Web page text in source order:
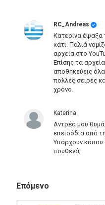
Κούλα Αγαγιώτου
Γίωργος Σπύρου
Θεόδωρος Μπριστόγιαννης
Γιώργος Γαλάτης
Γιώργος Καραγιώργος
Ζωή Ρουχωτά
Εύη Κωστοπούλου
Λάκης Άλκιμος
Κατηγορίες
Greek Films
RC_Andreas
Κατερίνα έψαξα
κάτι. Παλιά
αρχεία στο
Επίσης τα
αποθηκεύεις
πολλές σειρές
χρόνο.
Katerina
Αντρέα μου
επεισόδια από
Υπάρχουν κάπου
πουθενά;
Επόμενο